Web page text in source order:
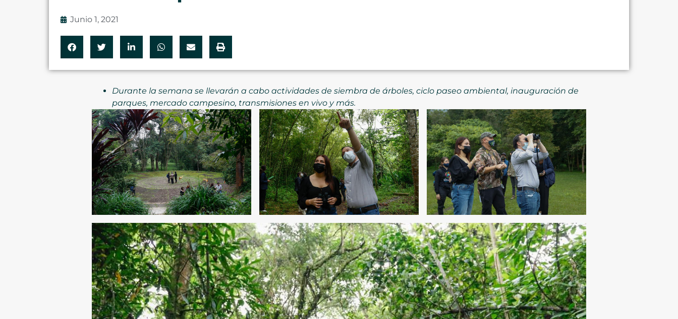
Junio 1, 2021
Durante la semana se llevarán a cabo actividades de siembra de árboles, ciclo paseo ambiental, inauguración de
parques, mercado campesino, transmisiones en vivo y más.